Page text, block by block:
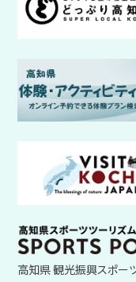
高知県 観光振興スポー